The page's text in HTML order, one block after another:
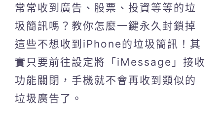
常常收到廣告、股票、投資等等的垃
圾簡訊嗎？教你怎麼一鍵永久封鎖掉
這些不想收到iPhone的垃圾簡訊！其
實只要前往設定將「iMessage」接收
功能關閉，手機就不會再收到類似的
垃圾廣告了。